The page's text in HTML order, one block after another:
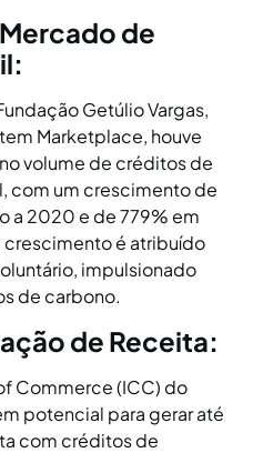
de
Getúlio Vargas,
Marketplace, houve
volume de créditos de
com um crescimento de
a 2020 e de 779% em
crescimento é atribuído
impulsionado
de carbono.
de Receita:
Commerce (ICC) do
potencial para gerar até
com créditos de